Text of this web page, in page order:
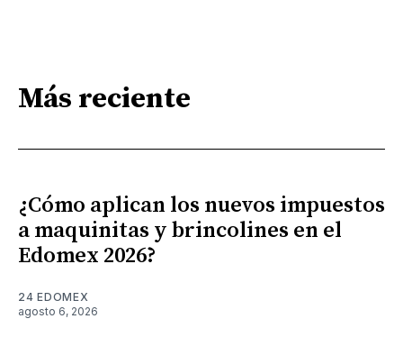
Más reciente
¿Cómo aplican los nuevos impuestos
a maquinitas y brincolines en el
Edomex 2026?
24 EDOMEX
agosto 6, 2026